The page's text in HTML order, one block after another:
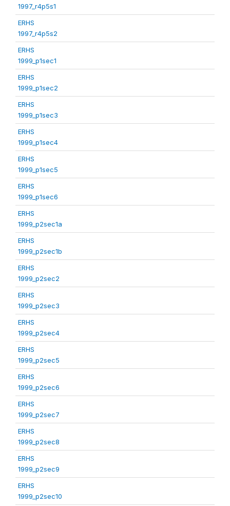
1997_r4p5s1
ERHS
1997_r4p5s2
ERHS
1999_p1sec1
ERHS
1999_p1sec2
ERHS
1999_p1sec3
ERHS
1999_p1sec4
ERHS
1999_p1sec5
ERHS
1999_p1sec6
ERHS
1999_p2sec1a
ERHS
1999_p2sec1b
ERHS
1999_p2sec2
ERHS
1999_p2sec3
ERHS
1999_p2sec4
ERHS
1999_p2sec5
ERHS
1999_p2sec6
ERHS
1999_p2sec7
ERHS
1999_p2sec8
ERHS
1999_p2sec9
ERHS
1999_p2sec10